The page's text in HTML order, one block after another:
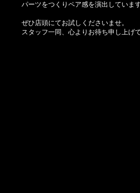
パーツをつくりペア感を演出していま
ぜひ店頭にてお試しくださいませ。
スタッフ一同、心よりお待ち申し上げ